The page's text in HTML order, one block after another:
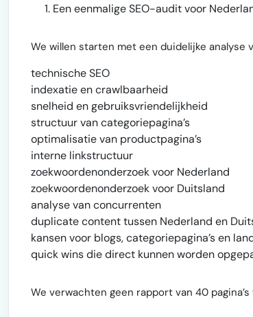
Een eenmalige SEO-audit voor
We willen starten met een duidelijke analyse
technische SEO
indexatie en crawlbaarheid
snelheid en gebruiksvriendelijkheid
structuur van categoriepagina’s
optimalisatie van productpagina’s
interne linkstructuur
zoekwoordenonderzoek voor Nederland
zoekwoordenonderzoek voor Duitsland
analyse van concurrenten
duplicate content tussen Nederland en
kansen voor blogs, categoriepagina’s en
quick wins die direct kunnen worden
We verwachten geen rapport van 40